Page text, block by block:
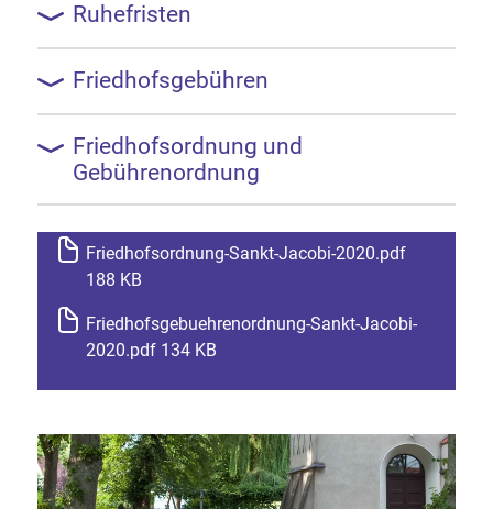
Ruhefristen
Friedhofsgebühren
Friedhofsordnung und
Gebührenordnung
Friedhofsordnung-Sankt-Jacobi-2020.pdf
188 KB
Friedhofsgebuehrenordnung-Sankt-Jacobi-
2020.pdf 134 KB